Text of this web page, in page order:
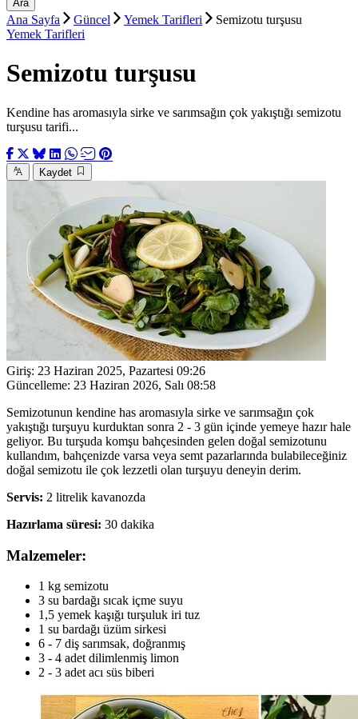
Ara
Ana Sayfa Güncel Yemek Tarifleri
Semizotu turşusu
Yemek Tarifleri
Semizotu turşusu
Kendine has aromasıyla sirke ve sarımsağın çok yakıştığı semizotu
turşusu tarifi...
Kaydet
Giriş: 23 Haziran 2025, Pazartesi 09:26
Güncelleme: 23 Haziran 2026, Salı 08:58
Semizotunun kendine has aromasıyla sirke ve sarımsağın çok
yakıştığı turşuyu kurduktan sonra 2 - 3 gün içinde yemeye hazır hale
geliyor. Bu turşuda komşu bahçesinden gelen doğal semizotunu
kullandım, bahçenizde varsa veya semt pazarlarında bulabileceğiniz
doğal semizotu ile çok lezzetli olan turşuyu deneyin derim.
Servis: 2 litrelik kavanozda
Hazırlama süresi: 30 dakika
Malzemeler:
1 kg semizotu
3 su bardağı sıcak içme suyu
1,5 yemek kaşığı turşuluk iri tuz
1 su bardağı üzüm sirkesi
6 - 7 diş sarımsak, doğranmış
3 - 4 adet dilimlenmiş limon
2 - 3 adet acı süs biberi